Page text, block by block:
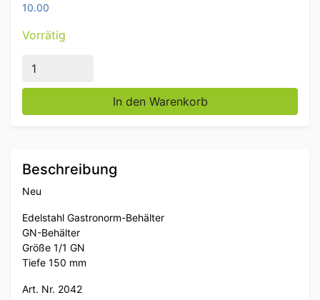
10.00
Vorrätig
Edelstahl Gastronorm Tablett GN Tablett 1/1 Tiefe
In den Warenkorb
Beschreibung
Neu
Edelstahl Gastronorm-Behälter
GN-Behälter
Größe 1/1 GN
Tiefe 150 mm
Art. Nr. 2042